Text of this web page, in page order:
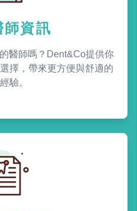
師資訊
醫師嗎？Dent&Co提供你
擇，帶來更方便與舒適的
驗。